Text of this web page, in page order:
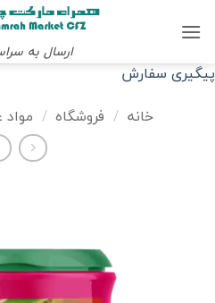
ارسال به
پیگیری سفارش
خانه / فروشگاه /